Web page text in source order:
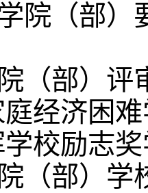
院（部）
（部）评
经济困
校励志
（部）学